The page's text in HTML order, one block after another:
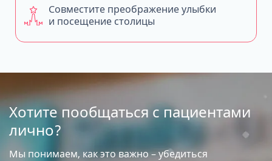
Совместите преображение улыбки
и посещение столицы
Хотите пообщаться с пациентами
лично?
Мы понимаем, как это важно – убедиться